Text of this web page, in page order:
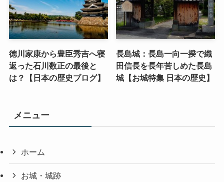
徳川家康から豊臣秀吉へ寝
返った石川数正の最後と
は？【日本の歴史ブログ】
長島城：長島一向一揆で織
田信長を長年苦しめた長島
城【お城特集 日本の歴史】
メニュー
ホーム
お城・城跡